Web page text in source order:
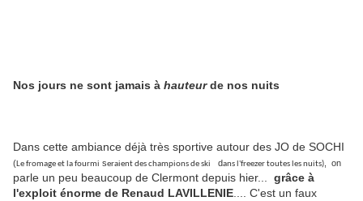
Nos jours ne sont jamais à hauteurde nos nuits
Dans cette ambiance déjà très sportive autour des JO de SOCHI
(Le fromage et la fourmi seraient des champions de ski dans l'freezer toutes les nuits) , on
parle un peu beaucoup de Clermont depuis hier... grâce à
l'exploit énorme de Renaud LAVILLENIE .... C'est un faux